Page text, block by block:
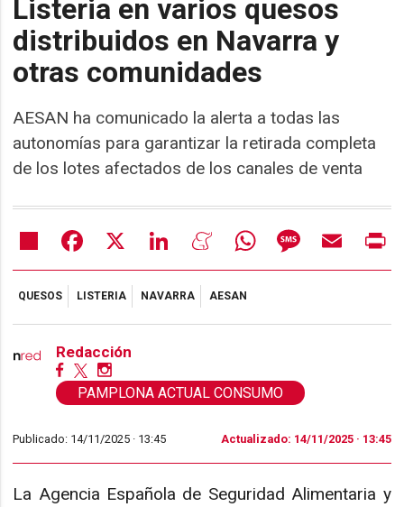
Listeria en varios quesos
distribuidos en Navarra y
otras comunidades
AESAN ha comunicado la alerta a todas las
autonomías para garantizar la retirada completa
de los lotes afectados de los canales de venta
Share Facebook LinkedIn MeneameWhatsAppMessageEmail
QUESOS LISTERIA NAVARRA AESAN
Redacción
PAMPLONA ACTUAL CONSUMO
Publicado: 14/11/2025 · 13:45 Actualizado: 14/11/2025 · 13:45
La Agencia Española de Seguridad Alimentaria y